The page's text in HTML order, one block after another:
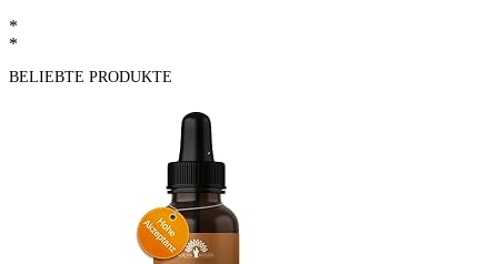
*
*
BELIEBTE PRODUKTE